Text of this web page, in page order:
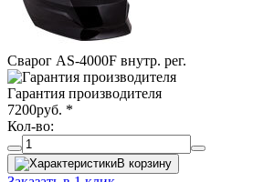
Сварог AS-4000F внутр. рег.
Гарантия производителя
7200руб. *
Кол-во:
В корзину